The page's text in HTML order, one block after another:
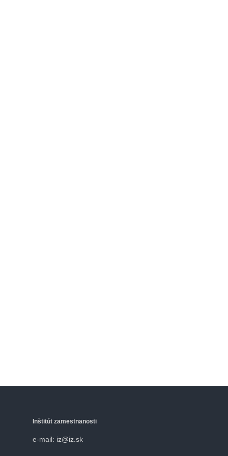
Inštitút zamestnanosti
e-mail: iz@iz.sk